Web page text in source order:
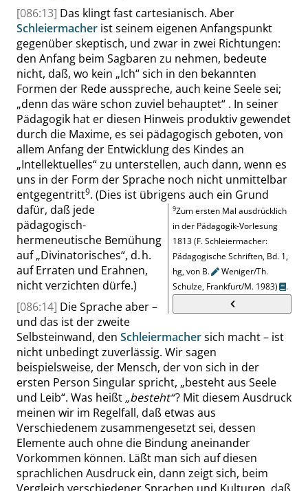
[086:13] Das klingt fast cartesianisch. Aber
Schleiermacher ist seinem eigenen Anfangspunkt
gegenüber skeptisch, und zwar in zwei Richtungen:
den Anfang beim Sagbaren zu nehmen, bedeute
nicht, daß, wo kein „Ich“sich in den bekannten
Formen der Rede ausspreche, auch keine Seele sei;
„denn das wäre schon zuviel behauptet“ . In seiner
Pädagogik hat er diesen Hinweis produktiv gewendet
durch die Maxime, es sei pädagogisch geboten, von
allem Anfang der Entwicklung des Kindes an
„Intellektuelles“zu unterstellen, auch dann, wenn es
uns in der Form der Sprache noch nicht unmittelbar
entgegentritt9
9Zum ersten Mal ausdrücklich
in der Pädagogik-Vorlesung
1813(F. Schleiermacher:
Pädagogische Schriften, Bd. 1,
hg, von B.
Weniger/Th.
Schulze, Frankfurt/M. 1983)
.
. (Dies ist übrigens auch ein Grund
dafür, daß jede
pädagogisch-
hermeneutische Bemühung
auf„Divinatorisches“, d. h.
auf Erraten und Erahnen,
nicht verzichten dürfe.)
[086:14] Die Sprache aber –
und das ist der zweite
Selbsteinwand, den Schleiermachersich macht – ist
nicht unbedingt zuverlässig. Wir sagen
beispielsweise, der Mensch, der von sich in der
ersten Person Singular spricht, „besteht aus Seele
und Leib“. Was heißt „besteht“?Mit diesem Ausdruck
meinen wir im Regelfall, daß etwas aus
Verschiedenem zusammengesetzt sei, dessen
Elemente auch ohne die Bindung aneinander
Vorkommen können. Läßt man sich auf diesen
sprachlichen Ausdruck ein, dann zeigt sich, beim